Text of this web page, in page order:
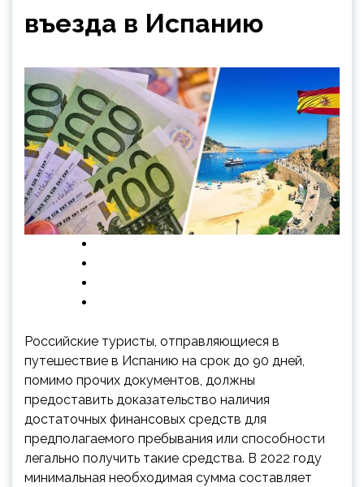
въезда в Испанию
Российские туристы, отправляющиеся в
путешествие в Испанию на срок до 90 дней,
помимо прочих документов, должны
предоставить доказательство наличия
достаточных финансовых средств для
предполагаемого пребывания или способности
легально получить такие средства. В 2022 году
минимальная необходимая сумма составляет